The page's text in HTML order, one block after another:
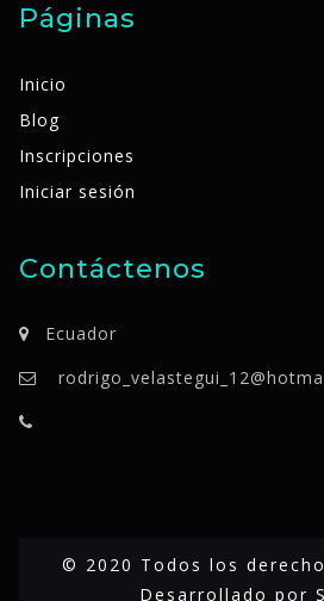
Páginas
Inicio
Blog
Inscripciones
Iniciar sesión
Contáctenos
Ecuador
© 2020 Todos los
Desarrollado por